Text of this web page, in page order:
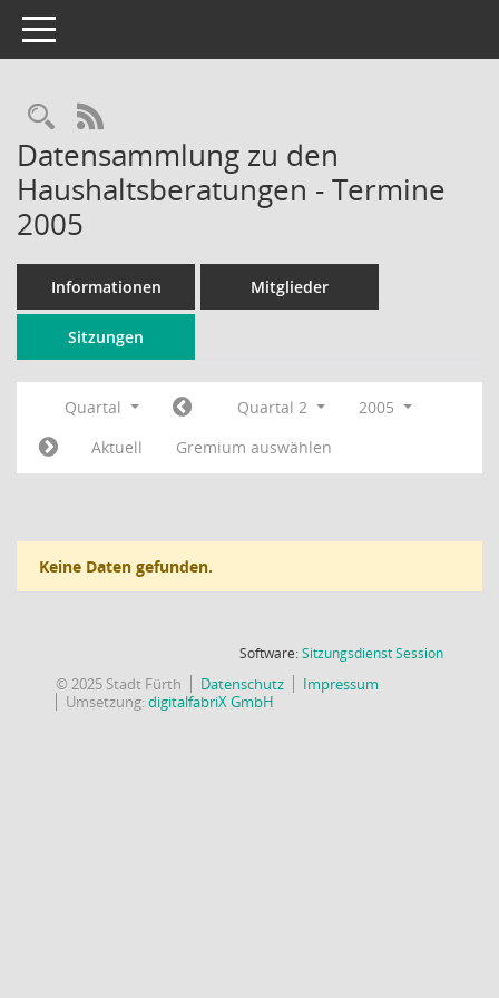
Toggle navigation
Rechercheauswahl
RSS-Feed
Datensammlung zu den
Haushaltsberatungen - Termine
2005
Informationen Mitglieder
Sitzungen
Quartal Quartal 2
2005
Aktuell
Gremium auswählen
Keine Daten gefunden.
Software:SitzungsdienstSession(Wird in
© 2025 Stadt Fürth Datenschutz
Impressum
Umsetzung:digitalfabriX GmbH